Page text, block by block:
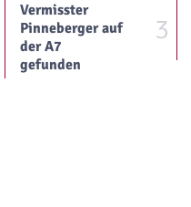
Vermisster
Pinneberger auf
der A7
gefunden
3